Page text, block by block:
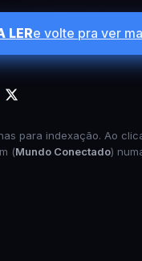
LERe volte pra ver
para indexação. Ao
(Mundo Conectado)